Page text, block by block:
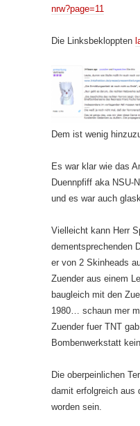
nrw?page=11
Die Linksbekloppten
Dem ist wenig
Es war klar wie das
Duennpfiff aka NSU-
und es war auch
Vielleicht kann Herr
dementsprechenden
er von 2 Skinheads
Zuender aus einem
baugleich mit den
1980… schaun mer
Zuender fuer TNT
Bombenwerkstatt
Die oberpeinlichen
damit erfolgreich aus
worden sein.